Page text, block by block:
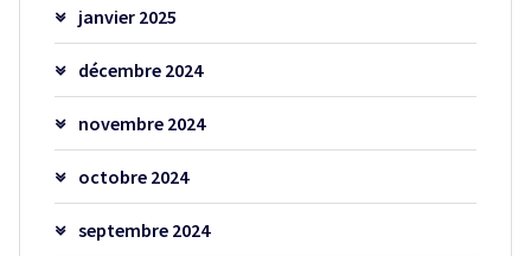
janvier 2025
décembre 2024
novembre 2024
octobre 2024
septembre 2024